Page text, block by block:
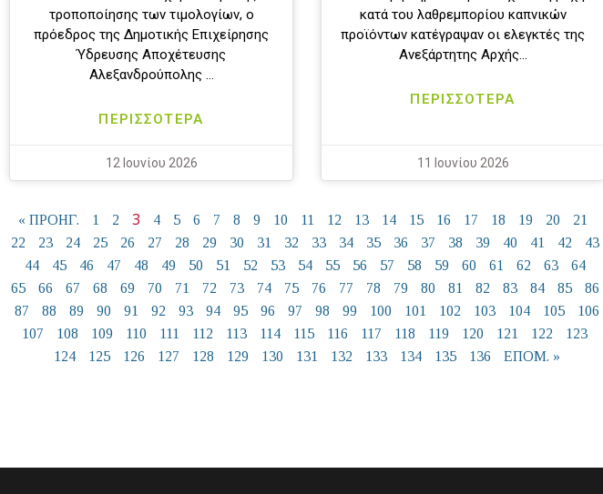
τροποποίησης των τιμολογίων, o
πρόεδρος της Δημοτικής Επιχείρησης
Ύδρευσης Αποχέτευσης
Αλεξανδρούπολης …
ΠΕΡΙΣΣΟΤΕΡΑ
12 Ιουνίου 2026
κατά του λαθρεμπορίου καπνικών
προϊόντων κατέγραψαν οι ελεγκτές της
Ανεξάρτητης Αρχής…
ΠΕΡΙΣΣΟΤΕΡΑ
11 Ιουνίου 2026
« ΠΡΟΗΓ. 1 2 3 4 5 6 7 8 9 10 11 12 13 14 15 16 17 18 19 20
21
22
23 24 25 26 27 28 29 30 31 32 33 34 35 36 37 38 39 40 41 42
43
44
45 46 47 48 49 50 51 52 53 54 55 56 57 58 59 60 61 62 63
64
65
66 67 68 69 70 71 72 73 74 75 76 77 78 79 80 81 82 83 84 85
86
87
88 89 90 91 92 93 94 95 96 97 98 99 100 101 102 103 104 105
106
107
108 109 110 111 112 113 114 115 116 117 118 119 120 121 122
123
124
125 126 127 128 129 130 131 132 133 134 135 136 ΕΠΟΜ. »